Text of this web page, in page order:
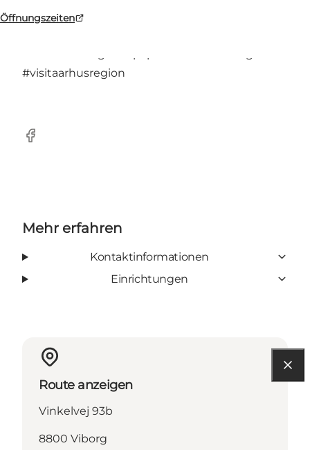
Öffnungszeiten
Weitere Fotos auf Instagram
#visitaarhusregion
Facebook
Mehr erfahren
Kontaktinformationen
Einrichtungen
Route anzeigen
Vinkelvej 93b
8800 Viborg